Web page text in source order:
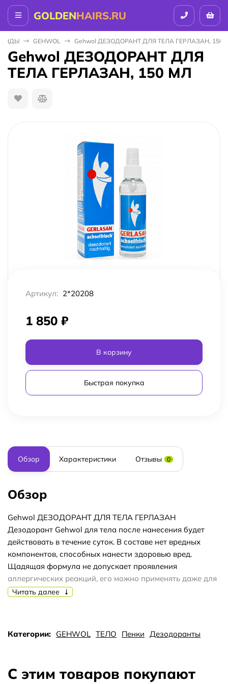
GOLDENHAIRS.RU
GEHWOL Gehwol ДЕЗОДОРАНТ ДЛЯ ТЕЛА ГЕРЛАЗАН, 150
Gehwol ДЕЗОДОРАНТ ДЛЯ
ТЕЛА ГЕРЛАЗАН, 150 МЛ
Артикул: 2*20208
1 850 ₽
В корзину
Быстрая покупка
Обзор Характеристики Отзывы 0
Обзор
Gehwol ДЕЗОДОРАНТ ДЛЯ ТЕЛА ГЕРЛАЗАН
Дезодорант Gehwol для тела после нанесения будет
действовать в течение суток. В составе нет вредных
компонентов, способных нанести здоровью вред.
Щадящая формула не допускает проявления
аллергических реакций, его можно применять даже для
чувствительной кожи подмышек, не опасаясь
Активные компоненты не допускают разложения частиц
развиваться бактерии, действие дезодоранта блокирует
Читать далее
Категории: GEHWOL ТЕЛО Пенки Дезодоранты
С этим товаров покупают